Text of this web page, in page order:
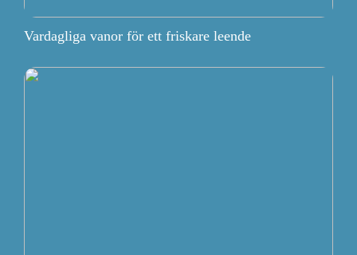
Vardagliga vanor för ett friskare leende